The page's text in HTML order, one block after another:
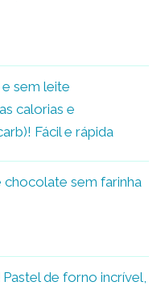
sem leite
calorias e
Fácil e rápida
sem farinha
de forno incrível,